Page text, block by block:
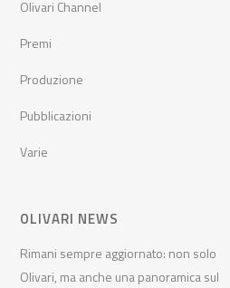
Olivari Channel
Premi
Produzione
Pubblicazioni
Varie
OLIVARI NEWS
Rimani sempre aggiornato: non solo
Olivari, ma anche una panoramica sul